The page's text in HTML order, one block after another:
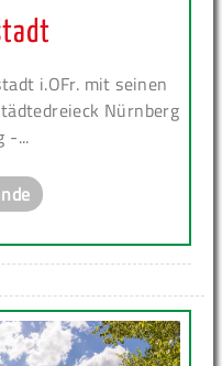
i.OFr. mit seinen
Nürnberg
-...